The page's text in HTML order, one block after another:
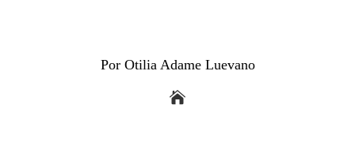
Por Otilia Adame Luevano